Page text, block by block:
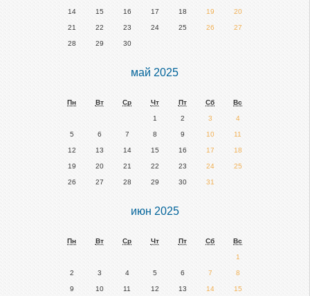
14 15 16 17 18 19 20
21 22 23 24 25 26 27
28 29 30
май 2025
Пн Вт Ср Чт Пт Сб Вс
1 2 3 4
5 6 7 8 9 10 11
12 13 14 15 16 17 18
19 20 21 22 23 24 25
26 27 28 29 30 31
июн 2025
Пн Вт Ср Чт Пт Сб Вс
1
2 3 4 5 6 7 8
9 10 11 12 13 14 15